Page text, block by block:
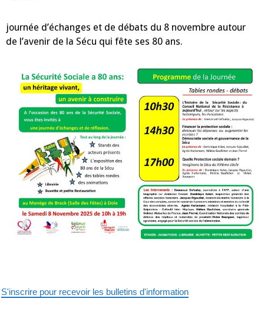
journée d’échanges et de débats du 8 novembre autour
de l’avenir de la Sécu qui fête ses 80 ans.
S'inscrire pour recevoir les bulletins d'information